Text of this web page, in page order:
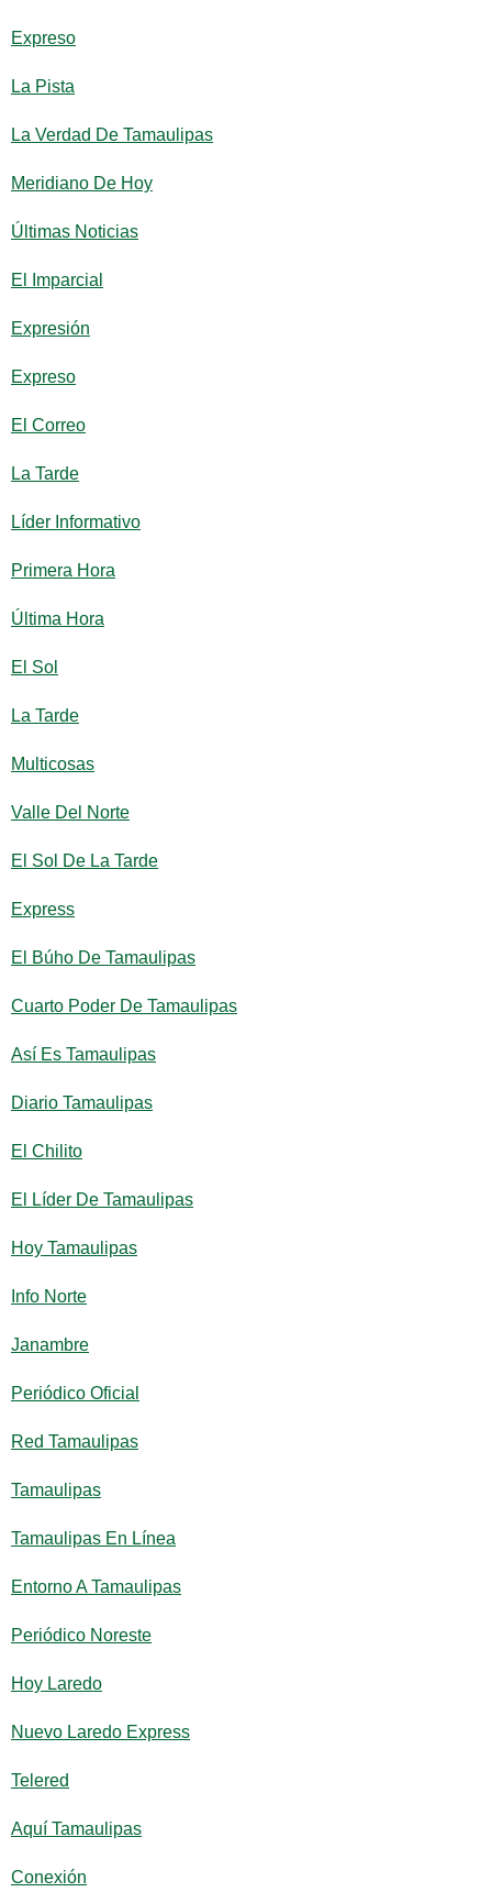
Expreso
La Pista
La Verdad De Tamaulipas
Meridiano De Hoy
Últimas Noticias
El Imparcial
Expresión
Expreso
El Correo
La Tarde
Líder Informativo
Primera Hora
Última Hora
El Sol
La Tarde
Multicosas
Valle Del Norte
El Sol De La Tarde
Express
El Búho De Tamaulipas
Cuarto Poder De Tamaulipas
Así Es Tamaulipas
Diario Tamaulipas
El Chilito
El Líder De Tamaulipas
Hoy Tamaulipas
Info Norte
Janambre
Periódico Oficial
Red Tamaulipas
Tamaulipas
Tamaulipas En Línea
Entorno A Tamaulipas
Periódico Noreste
Hoy Laredo
Nuevo Laredo Express
Telered
Aquí Tamaulipas
Conexión